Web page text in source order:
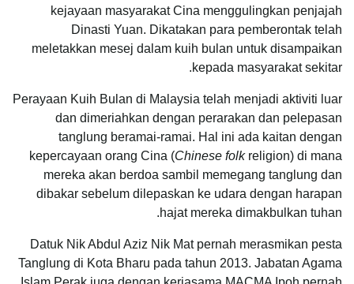
kejayaan masyarakat Cina menggulingkan penjajah
Dinasti Yuan. Dikatakan para pemberontak telah
meletakkan mesej dalam kuih bulan untuk disampaikan
kepada masyarakat sekitar.
Perayaan Kuih Bulan di Malaysia telah menjadi aktiviti luar
dan dimeriahkan dengan perarakan dan pelepasan
tanglung beramai-ramai. Hal ini ada kaitan dengan
kepercayaan orang Cina (Chinese folk religion) di mana
mereka akan berdoa sambil memegang tanglung dan
dibakar sebelum dilepaskan ke udara dengan harapan
hajat mereka dimakbulkan tuhan.
Datuk Nik Abdul Aziz Nik Mat pernah merasmikan pesta
Tanglung di Kota Bharu pada tahun 2013. Jabatan Agama